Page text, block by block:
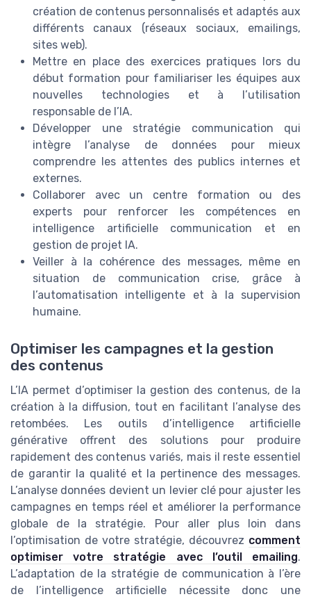
création de contenus personnalisés et adaptés aux
différents canaux (réseaux sociaux, emailings,
sites web).
Mettre en place des exercices pratiques lors du
début formation pour familiariser les équipes aux
nouvelles technologies et à l’utilisation
responsable de l’IA.
Développer une stratégie communication qui
intègre l’analyse de données pour mieux
comprendre les attentes des publics internes et
externes.
Collaborer avec un centre formation ou des
experts pour renforcer les compétences en
intelligence artificielle communication et en
gestion de projet IA.
Veiller à la cohérence des messages, même en
situation de communication crise, grâce à
l’automatisation intelligente et à la supervision
humaine.
Optimiser les campagnes et la gestion
des contenus
L’IA permet d’optimiser la gestion des contenus, de la
création à la diffusion, tout en facilitant l’analyse des
retombées. Les outils d’intelligence artificielle
générative offrent des solutions pour produire
rapidement des contenus variés, mais il reste essentiel
de garantir la qualité et la pertinence des messages.
L’analyse données devient un levier clé pour ajuster les
campagnes en temps réel et améliorer la performance
globale de la stratégie. Pour aller plus loin dans
l’optimisation de votre stratégie, découvrez comment
optimiser votre stratégie avec l’outil emailing.
L’adaptation de la stratégie de communication à l’ère
de l’intelligence artificielle nécessite donc une